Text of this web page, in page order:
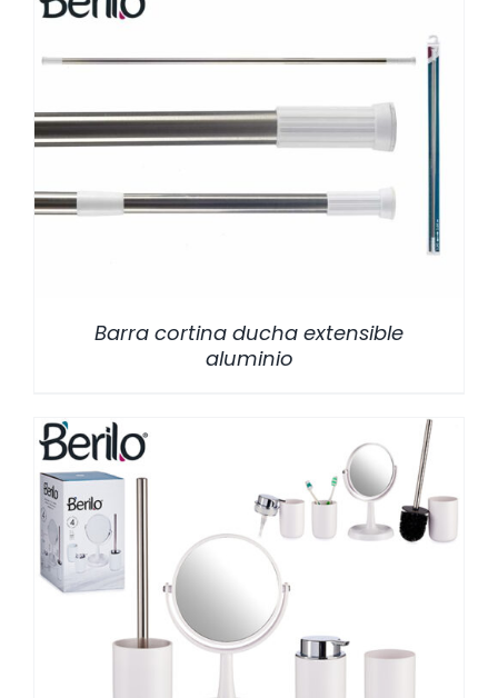
/ DETALLES
Barra cortina ducha extensible
aluminio
DETALLES